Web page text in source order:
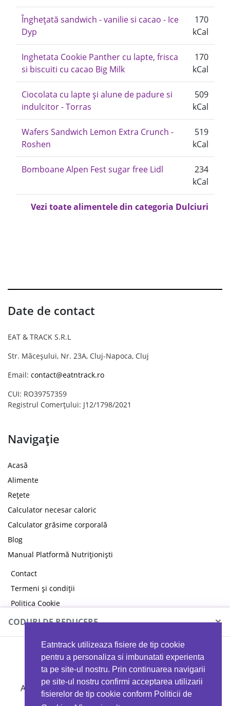
Eatntrack utilizeaza fisiere de tip cookie
pentru a personaliza si imbunatati experienta
ta pe site-ul nostru. Prin continuarea navigarii
pe site-ul nostru confirmi acceptarea utilizarii
fisierelor de tip cookie conform Politicii de
Înghețată sandwich - vanilie si cacao - Ice
Dyp
170
kCal
Inghetata Cookie Panther cu lapte, frisca
si biscuiti cu cacao Big Milk
170
kCal
Ciocolata cu lapte și alune de padure si
indulcitor - Torras
509
kCal
Wafers Sandwich Lemon Extra Crunch -
Roshen
519
kCal
Bomboane Alpen Fest sugar free Lidl
234
kCal
Vezi toate alimentele din categoria Dulciuri
Date de contact
EAT & TRACK S.R.L
Str. Măceșului, Nr. 23A, Cluj-Napoca, Cluj
Email: contact@eatntrack.ro
CUI: RO39757359
Registrul Comerțului: J12/1798/2021
Navigație
Acasă
Alimente
Rețete
Calculator necesar caloric
Calculator grăsime corporală
Blog
Manual Platformă Nutriționiști
Contact
Termeni și condiții
Politica Cookie
Politica de confidențialitate
CODURI DE REDUCERE ×
MYPROTEIN
Ai 40%reducere la orice comandă folosind codul
EATTRACK